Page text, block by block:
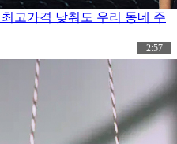
고가격 낮춰도 우리 동네 주
2:57